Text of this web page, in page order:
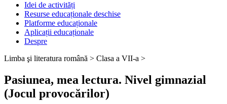
Idei de activități
Resurse educaționale deschise
Platforme educaționale
Aplicații educaționale
Despre
Limba şi literatura română > Clasa a VII-a >
Pasiunea, mea lectura. Nivel gimnazial
(Jocul provocărilor)